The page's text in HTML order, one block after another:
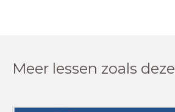
Meer lessen zoals deze